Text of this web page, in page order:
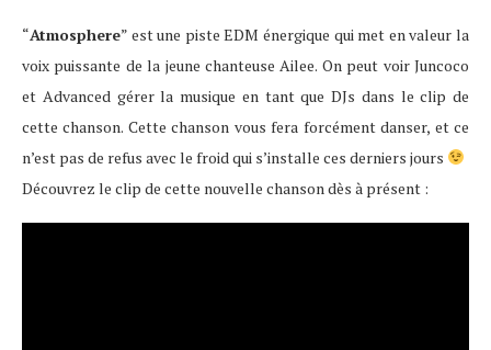
“Atmosphere” est une piste EDM énergique qui met en valeur la
voix puissante de la jeune chanteuse Ailee. On peut voir Juncoco
et Advanced gérer la musique en tant que DJs dans le clip de
cette chanson. Cette chanson vous fera forcément danser, et ce
n’est pas de refus avec le froid qui s’installe ces derniers jours
Découvrez le clip de cette nouvelle chanson dès à présent :